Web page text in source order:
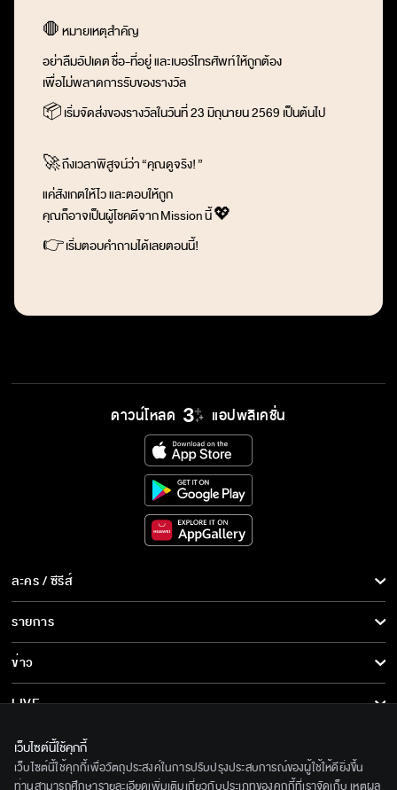
🛑หมายเหตุสำคัญ
อย่าลืมอัปเดตชื่อ-ที่อยู่ และเบอร์โทรศัพท์ให้ถูกต้อง
เพื่อไม่พลาดการรับของรางวัล
📦เริ่มจัดส่งของรางวัลในวันที่ 23 มิถุนายน 2569 เป็นต้นไป
🚀ถึงเวลาพิสูจน์ว่า“คุณดูจริง!”
แค่สังเกตให้ไว และตอบให้ถูก
คุณก็อาจเป็นผู้โชคดีจากMissionนี้💖
👉เริ่มตอบคำถามได้เลยตอนนี้!
ดาวน์โหลด แอปพลิเคชั่น
ละคร / ซีรีส์
ละคร/ซีรีส์
ซีรีส์นานาชาติ
การ์ตูน & เกม
รายการ
รายการทั้งหมด
ข่าว
ข่าวทั้งหมด
ข่าวประชาสัมพันธ์
LIVE
เกี่ยวกับเรา
BEC World
ติดตามเราได้ที่
เว็บไซต์นี้ใช้คุกกี้
เว็บไซต์นี้ใช้คุกกี้เพื่อวัตถุประสงค์ในการปรับปรุงประสบการณ์ของผู้ใช้ให้ดียิ่งขึ้น
ท่านสามารถศึกษารายละเอียดเพิ่มเติมเกี่ยวกับประเภทของคุกกี้ที่เราจัดเก็บ เหตุผล